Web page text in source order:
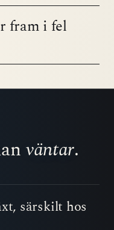
fram i fel
väntar.
särskilt hos